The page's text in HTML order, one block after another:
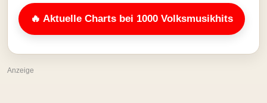
🔥 Aktuelle Charts bei 1000 Volksmusikhits
Anzeige